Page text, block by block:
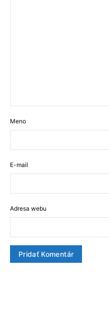
Meno
E-mail
Adresa webu